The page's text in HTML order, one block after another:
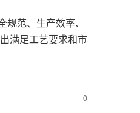
范、生产效率、
满足工艺要求和市
0